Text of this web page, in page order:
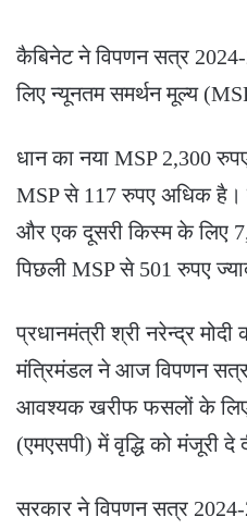
कैबिनेट ने विपणन सत्र
लिए न्यूनतम समर्थन मूल्य
धान का नया MSP 2,300
MSP से 117 रुपए अधिक है।
और एक दूसरी किस्म के लिए
पिछली MSP से 501 रुपए
प्रधानमंत्री श्री नरेन्द्र मोदी
मंत्रिमंडल ने आज विपणन
आवश्यक खरीफ फसलों के लिए
(एमएसपी) में वृद्धि को मंजूरी दे
सरकार ने विपणन सत्र